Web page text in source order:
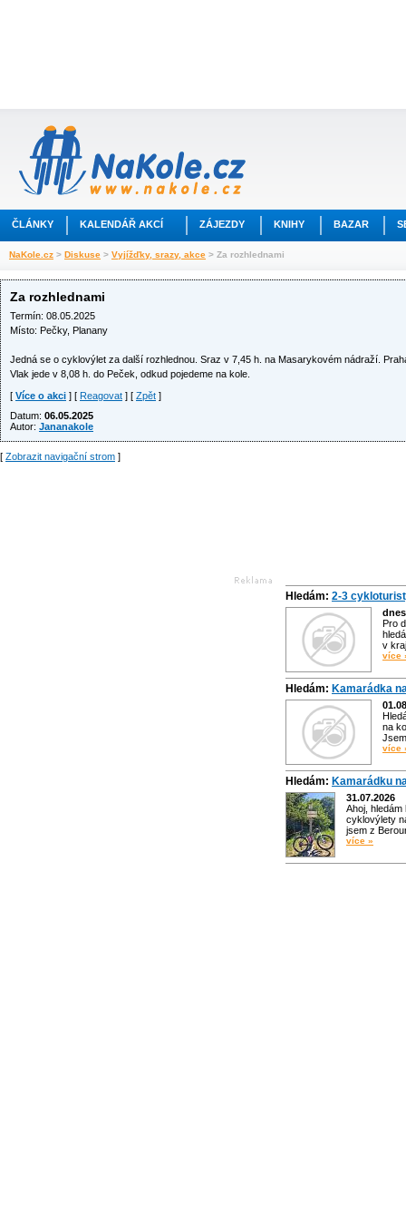
ČLÁNKY KALENDÁŘ AKCÍ ZÁJEZDY KNIHY BAZAR
NaKole.cz > Diskuse > Vyjížďky, srazy, akce > Za rozhlednami
Za rozhlednami
Termín: 08.05.2025
Místo: Pečky, Planany
Jedná se o cyklovýlet za další rozhlednou. Sraz v 7,45 h. na Masarykovém nádraží.
Vlak jede v 8,08 h. do Peček, odkud pojedeme na kole.
[ Více o akci ] [ Reagovat ] [ Zpět ]
Datum: 06.05.2025
Autor: Jananakole
[ Zobrazit navigační strom ]
Hledám: 2-3
dnes
Pro
v
více
Hledám: Kamarádka
na
více
Hledám: Kamarádku
31.07.2026
Ahoj,
cyklovýlety
jsem z
více »